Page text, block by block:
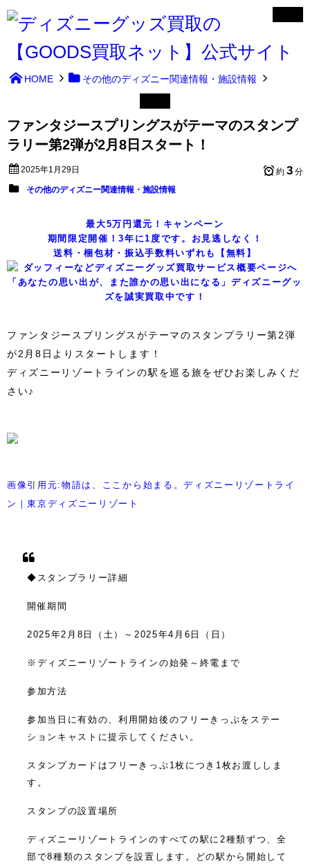
HOME その他のディズニー関連情報・施設情報
ファンタジースプリングスがテーマのスタンプ
ラリー第2弾が2月8日スタート！
2025年1月29日 約 3 分
その他のディズニー関連情報・施設情報
最大5万円還元！キャンペーン
期間限定開催！3年に1度です。お見逃しなく！
送料・梱包材・振込手数料いずれも【無料】
「あなたの思い出が、また誰かの思い出になる」ディズニーグッ
ズを誠実買取中です！
ファンタジースプリングスがテーマのスタンプラリー第2弾
が2月8日よりスタートします！
ディズニーリゾートラインの駅を巡る旅をぜひお楽しみくだ
さい♪
画像引用元:物語は、ここから始まる。ディズニーリゾートライ
ン｜東京ディズニーリゾート
◆スタンプラリー詳細
開催期間
2025年2月8日（土）～2025年4月6日（日）
※ディズニーリゾートラインの始発～終電まで
参加方法
参加当日に有効の、利用開始後のフリーきっぷをステー
ションキャストに提示してください。
スタンプカードはフリーきっぷ1枚につき1枚お渡ししま
す。
スタンプの設置場所
ディズニーリゾートラインのすべての駅に2種類ずつ、全
部で8種類のスタンプを設置します。どの駅から開始して